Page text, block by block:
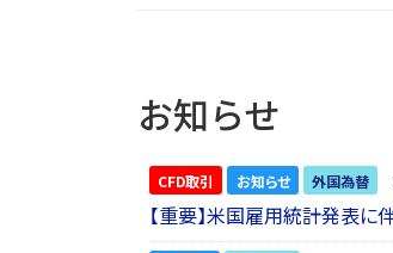
お知らせ
CFD取引 お知らせ 外国為替
【重要】米国雇用統計発表